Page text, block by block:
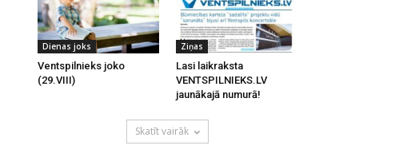
Dienas joks
Ventspilnieks joko
(29.VIII)
Ziņas
Lasi laikraksta
VENTSPILNIEKS.LV
jaunākajā numurā!
Skatīt vairāk